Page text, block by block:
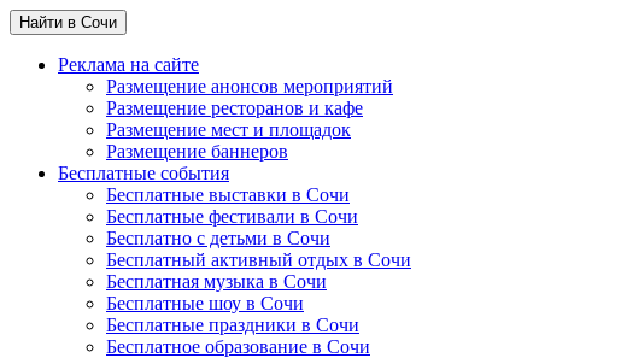
Найти в Сочи
Реклама на сайте
Размещение анонсов мероприятий
Размещение ресторанов и кафе
Размещение мест и площадок
Размещение баннеров
Бесплатные события
Бесплатные выставки в Сочи
Бесплатные фестивали в Сочи
Бесплатно с детьми в Сочи
Бесплатный активный отдых в Сочи
Бесплатная музыка в Сочи
Бесплатные шоу в Сочи
Бесплатные праздники в Сочи
Бесплатное образование в Сочи